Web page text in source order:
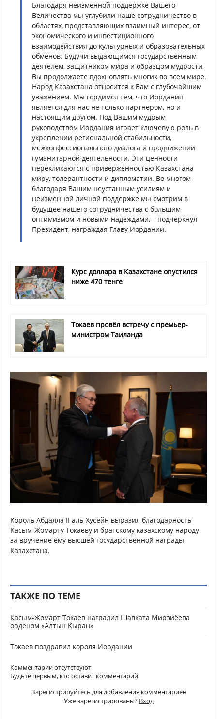
Благодаря неизменной поддержке Вашего
Величества мы углубили наше сотрудничество в
областях, представляющих взаимный интерес, от
экономического и инвестиционного
взаимодействия до культурных и образовательных
обменов. Будучи выдающимся государственным
деятелем, защитником мира и образцом мудрости,
Вы продолжаете вдохновлять многих во всем мире.
Народ Казахстана относится к Вам с глубочайшим
уважением. Мы гордимся тем, что Иордания
является для нас не только партнером, но и
настоящим другом. Под Вашим мудрым
руководством Иордания играет ключевую роль в
укреплении региональной стабильности,
межконфессионального диалога и продвижении
гуманитарной деятельности. Эти ценности
перекликаются с приверженностью Казахстана
миру, толерантности и дипломатии. Во многом
благодаря Вашим неустанным усилиям и
неизменной личной поддержке мы смотрим в
будущее нашего сотрудничества с большим
оптимизмом и новыми надеждами, – подчеркнул
Президент, награждая Главу Иордании.
Курс доллара в Казахстане опустился
ниже 470 тенге
Токаев провёл встречу с премьер-
министром Таиланда
Король Абдалла II аль-Хусейн выразил благодарность
Касым-Жомарту Токаеву и братскому казахскому народу
за вручение ему высшей государственной награды
Казахстана.
ТАКЖЕ ПО ТЕМЕ
Касым-Жомарт Токаев наградил Шавката Мирзиёева
орденом «Алтын Қыран»
Токаев поздравил короля Иордании
Комментарии отсутствуют
Будьте первым, кто оставит комментарий!
Зарегистрируйтесь для добавления комментариев
Уже зарегистрированы? Вход